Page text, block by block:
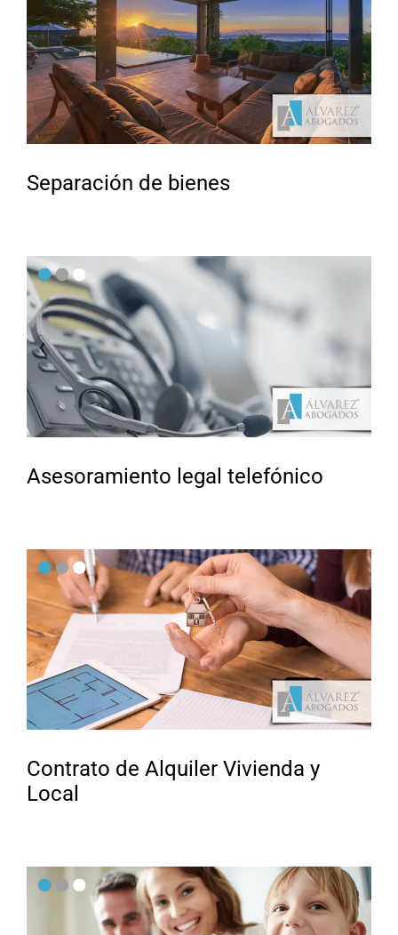
Separación de bienes
Asesoramiento legal telefónico
Contrato de Alquiler Vivienda y
Local